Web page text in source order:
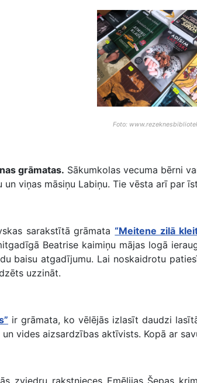
Foto:
grāmatas. Sākumkolas vecuma bērni
viņas māsiņu Labiņu. Tie vēsta arī par
sarakstītā grāmata“Meitene zilā
Beatrise kaimiņu mājas logā
baisu atgadījumu. Lai noskaidrotu
uzzināt.
ir grāmata, ko vēlējās izlasīt daudzi
vides aizsardzības aktīvists. Kopā ar
rakstnieces Emēlijas Šepas